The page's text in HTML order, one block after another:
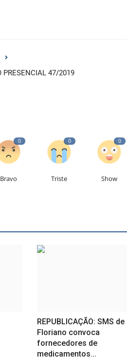
PRESENCIAL 47/2019
0
Bravo
0
Triste
0
Show
REPUBLICAÇÃO: SMS de
Floriano convoca
fornecedores de
medicamentos...